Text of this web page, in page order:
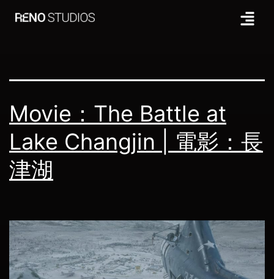
Tag:
Movie：The Battle at
Lake Changjin | 電影：長
津湖